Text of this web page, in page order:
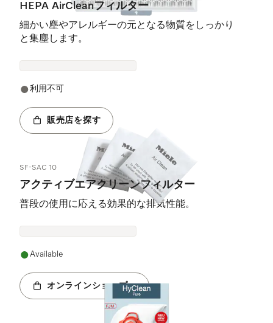
HEPA AirCleanフィルター
細かい塵やアレルギーの元となる物質をしっかり
と集塵します。
利用不可
販売店を探す
SF-SAC 10
アクティブエアクリーンフィルター
普段の使用に応える効果的な排気性能。
Available
オンラインショップへ